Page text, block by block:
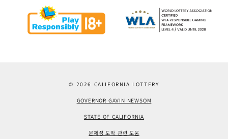
© 2026 CALIFORNIA LOTTERY
GOVERNOR GAVIN NEWSOM
STATE OF CALIFORNIA
문제성 도박 관련 도움